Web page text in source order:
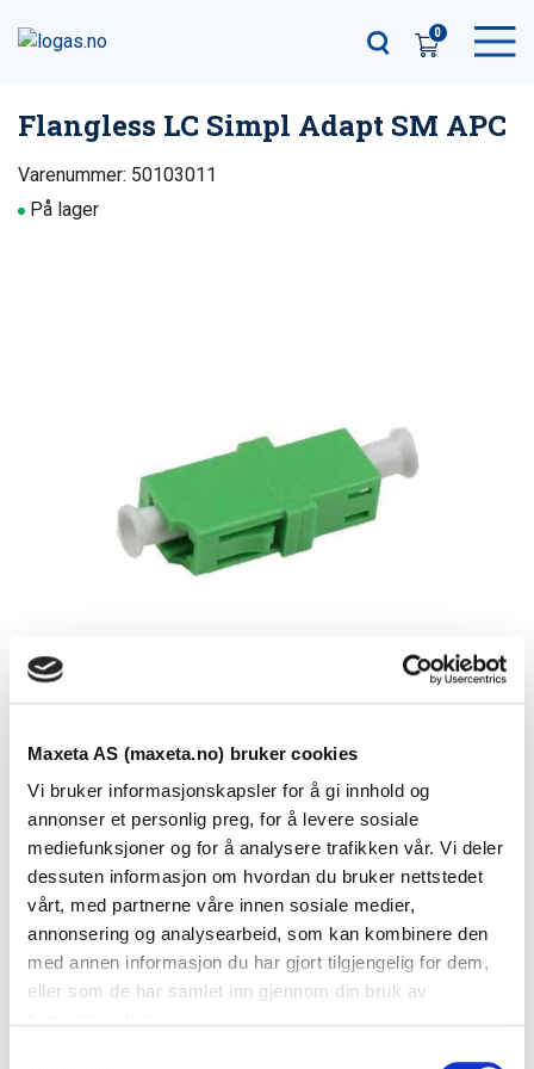
Maxeta AS (maxeta.no) bruker cookies
Vi bruker informasjonskapsler for å gi innhold og
annonser et personlig preg, for å levere sosiale
mediefunksjoner og for å analysere trafikken vår. Vi deler
dessuten informasjon om hvordan du bruker nettstedet
vårt, med partnerne våre innen sosiale medier,
annonsering og analysearbeid, som kan kombinere den
med annen informasjon du har gjort tilgjengelig for dem,
eller som de har samlet inn gjennom din bruk av
0
Se dokumenter
Dokumenter
Flangless LC Simpl Adapt SM APC
Varenummer: 50103011
På lager